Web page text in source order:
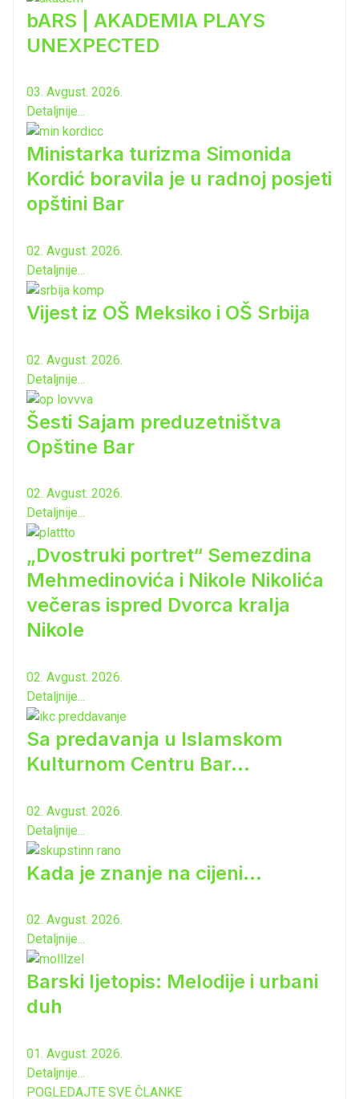
bARS | AKADEMIA PLAYS
UNEXPECTED
03. Avgust. 2026.
Detaljnije...
Ministarka turizma Simonida
Kordić boravila je u radnoj posjeti
opštini Bar
02. Avgust. 2026.
Detaljnije...
Vijest iz OŠ Meksiko i OŠ Srbija
02. Avgust. 2026.
Detaljnije...
Šesti Sajam preduzetništva
Opštine Bar
02. Avgust. 2026.
Detaljnije...
„Dvostruki portret“ Semezdina
Mehmedinovića i Nikole Nikolića
večeras ispred Dvorca kralja
Nikole
02. Avgust. 2026.
Detaljnije...
Sa predavanja u Islamskom
Kulturnom Centru Bar...
02. Avgust. 2026.
Detaljnije...
Kada je znanje na cijeni...
02. Avgust. 2026.
Detaljnije...
Barski ljetopis: Melodije i urbani
duh
01. Avgust. 2026.
Detaljnije...
POGLEDAJTE SVE ČLANKE